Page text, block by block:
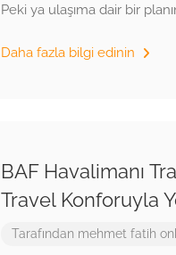
Peki ya ulaşıma dair bir
Daha fazla bilgi edinin
BAF Havalimanı
Travel Konforuyla
Tarafından mehmet fatih